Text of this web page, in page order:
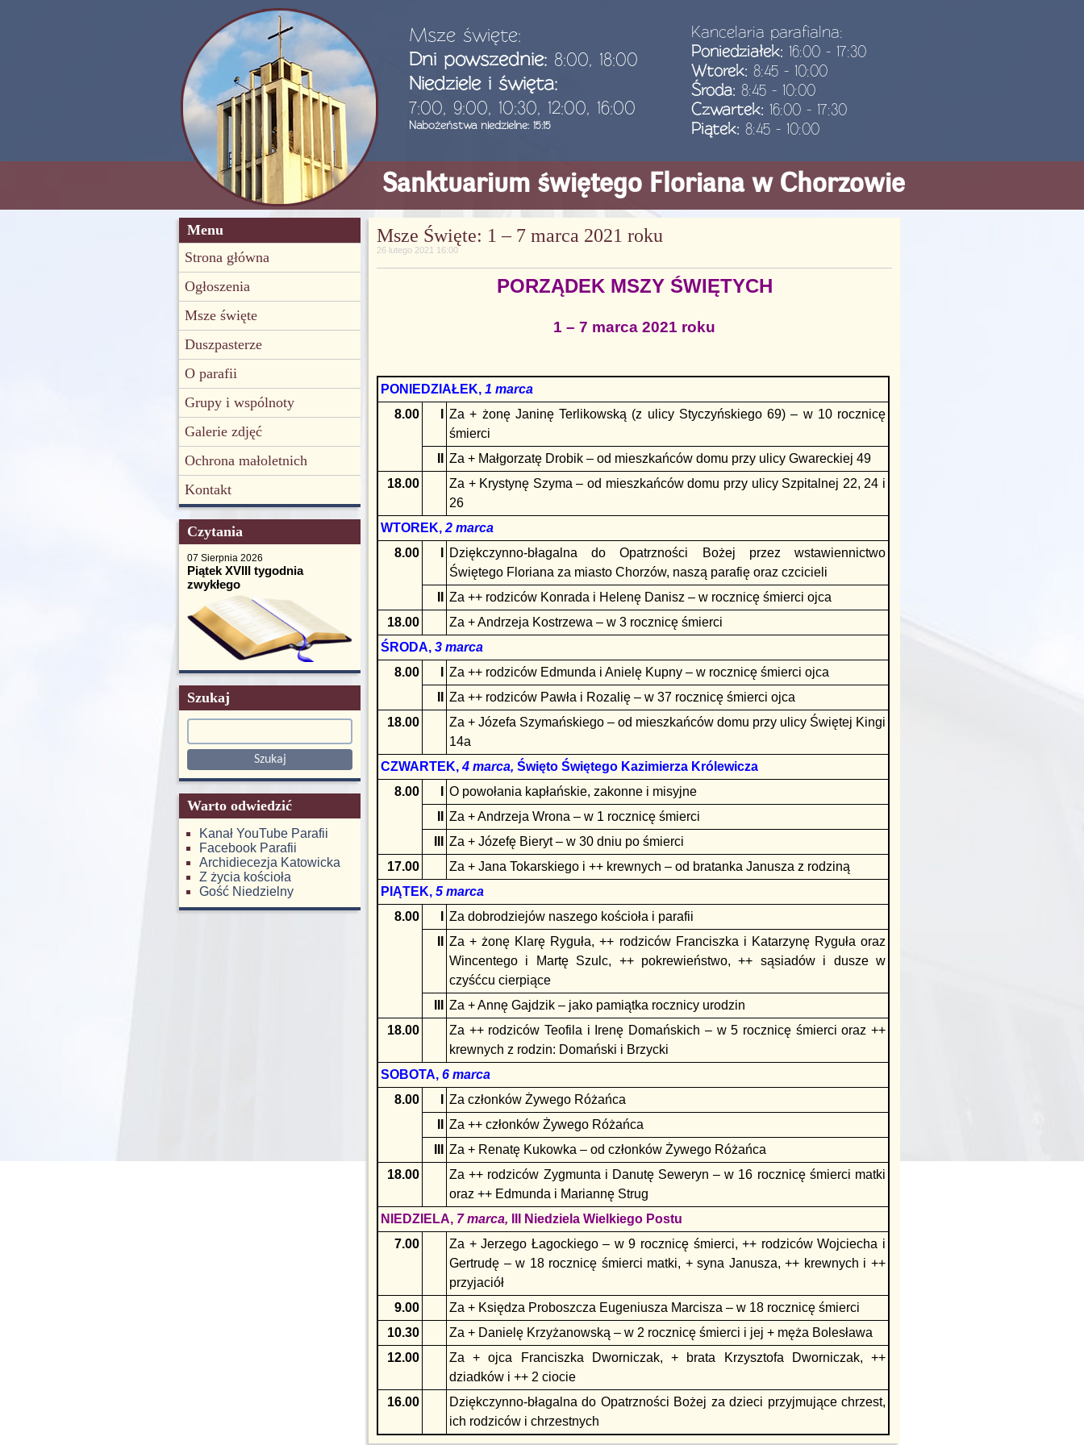
Msze święte:
Dni powszednie: 8:00, 18:00
Niedziele i święta:
7:00, 9:00, 10:30, 12:00, 16:00
Nabożeństwa niedzielne: 15:15
Kancelaria parafialna:
Poniedziałek: 16:00 - 17:30
Wtorek: 8:45 - 10:00
Środa: 8:45 - 10:00
Czwartek: 16:00 - 17:30
Piątek: 8:45 - 10:00
Sanktuarium świętego Floriana w Chorzowie
Menu
Strona główna
Ogłoszenia
Msze święte
Duszpasterze
O parafii
Grupy i wspólnoty
Galerie zdjęć
Ochrona małoletnich
Kontakt
Czytania
07 Sierpnia 2026
Piątek XVIII tygodnia
zwykłego
Szukaj
Warto odwiedzić
Kanał YouTube Parafii
Facebook Parafii
Archidiecezja Katowicka
Z życia kościoła
Gość Niedzielny
Msze Święte: 1 – 7 marca 2021 roku
26 lutego 2021 16:00
PORZĄDEK MSZY ŚWIĘTYCH
1 – 7 marca 2021 roku
PONIEDZIAŁEK, 1 marca
8.00
Za + żonę Janinę Terlikowską (z ulicy Styczyńskiego 69) – w 10 rocznicę
śmierci
Za + Małgorzatę Drobik – od mieszkańców domu przy ulicy Gwareckiej 49
18.00
Za + Krystynę Szyma – od mieszkańców domu przy ulicy Szpitalnej 22, 24 i
26
WTOREK, 2 marca
8.00
Dziękczynno-błagalna do Opatrzności Bożej przez wstawiennictwo
Świętego Floriana za miasto Chorzów, naszą parafię oraz czcicieli
Za ++ rodziców Konrada i Helenę Danisz – w rocznicę śmierci ojca
18.00
Za + Andrzeja Kostrzewa – w 3 rocznicę śmierci
ŚRODA, 3 marca
8.00
Za ++ rodziców Edmunda i Anielę Kupny – w rocznicę śmierci ojca
Za ++ rodziców Pawła i Rozalię – w 37 rocznicę śmierci ojca
18.00
Za + Józefa Szymańskiego – od mieszkańców domu przy ulicy Świętej Kingi
14a
CZWARTEK,4 marca, Święto Świętego Kazimierza Królewicza
8.00
O powołania kapłańskie, zakonne i misyjne
Za + Andrzeja Wrona – w 1 rocznicę śmierci
Za + Józefę Bieryt – w 30 dniu po śmierci
17.00
Za + Jana Tokarskiego i ++ krewnych – od bratanka Janusza z rodziną
PIĄTEK, 5 marca
8.00
Za dobrodziejów naszego kościoła i parafii
Za + żonę Klarę Ryguła, ++ rodziców Franciszka i Katarzynę Ryguła oraz
Wincentego i Martę Szulc, ++ pokrewieństwo, ++ sąsiadów i dusze w
czyśćcu cierpiące
Za + Annę Gajdzik – jako pamiątka rocznicy urodzin
18.00
Za ++ rodziców Teofila i Irenę Domańskich – w 5 rocznicę śmierci oraz ++
krewnych z rodzin: Domański i Brzycki
SOBOTA, 6 marca
8.00
Za członków Żywego Różańca
Za ++ członków Żywego Różańca
Za + Renatę Kukowka – od członków Żywego Różańca
18.00
Za ++ rodziców Zygmunta i Danutę Seweryn – w 16 rocznicę śmierci matki
oraz ++ Edmunda i Mariannę Strug
NIEDZIELA, 7 marca,
III Niedziela Wielkiego Postu
7.00
Za + Jerzego Łagockiego – w 9 rocznicę śmierci, ++ rodziców Wojciecha i
Gertrudę – w 18 rocznicę śmierci matki, + syna Janusza, ++ krewnych i ++
przyjaciół
9.00
Za + Księdza Proboszcza Eugeniusza Marcisza – w 18 rocznicę śmierci
10.30
Za + Danielę Krzyżanowską – w 2 rocznicę śmierci i jej + męża Bolesława
12.00
Za + ojca Franciszka Dworniczak, + brata Krzysztofa Dworniczak, ++
dziadków i ++ 2 ciocie
16.00
Dziękczynno-błagalna do Opatrzności Bożej za dzieci przyjmujące chrzest,
ich rodziców i chrzestnych